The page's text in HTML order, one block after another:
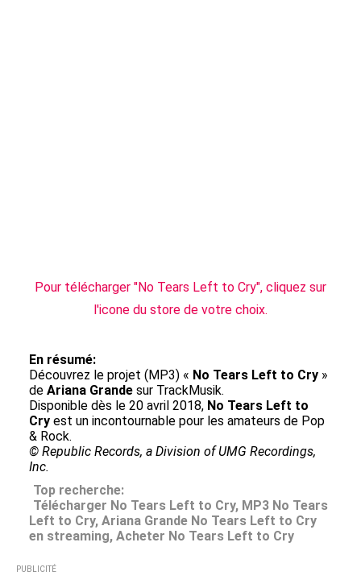
Pour télécharger "No Tears Left to Cry", cliquez sur
l'icone du store de votre choix.
En résumé:
Découvrez le projet (MP3) « No Tears Left to Cry »
de Ariana Grande sur TrackMusik.
Disponible dès le 20 avril 2018, No Tears Left to
Cry est un incontournable pour les amateurs de Pop
& Rock.
© Republic Records, a Division of UMG Recordings,
Inc.
Top recherche:
Télécharger No Tears Left to Cry, MP3 No Tears
Left to Cry, Ariana Grande No Tears Left to Cry
en streaming, Acheter No Tears Left to Cry
PUBLICITÉ